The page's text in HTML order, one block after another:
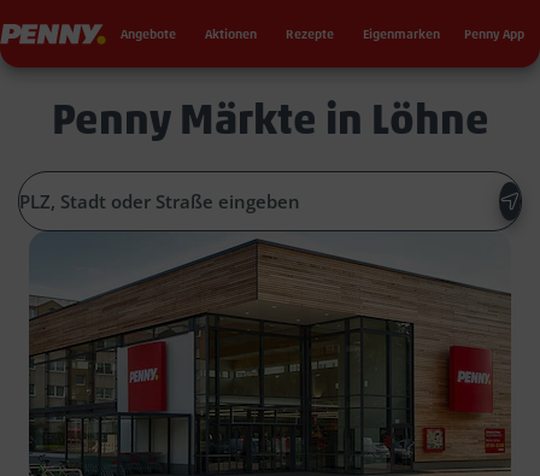
Penny Angebote Aktionen Rezepte Eigenmarken Penny App
Penny Märkte in Löhne